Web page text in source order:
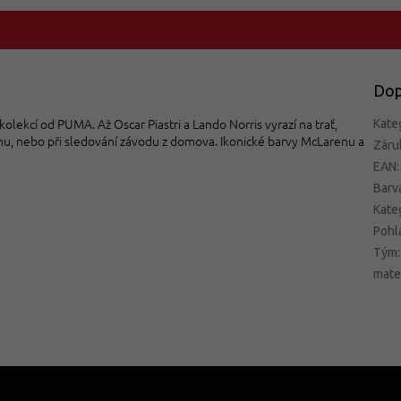
od PUMA. Až Oscar Piastri a Lando Norris vyrazí na trať,
nebo při sledování závodu z domova. Ikonické barvy McLarenu a
EAN:
Tým: